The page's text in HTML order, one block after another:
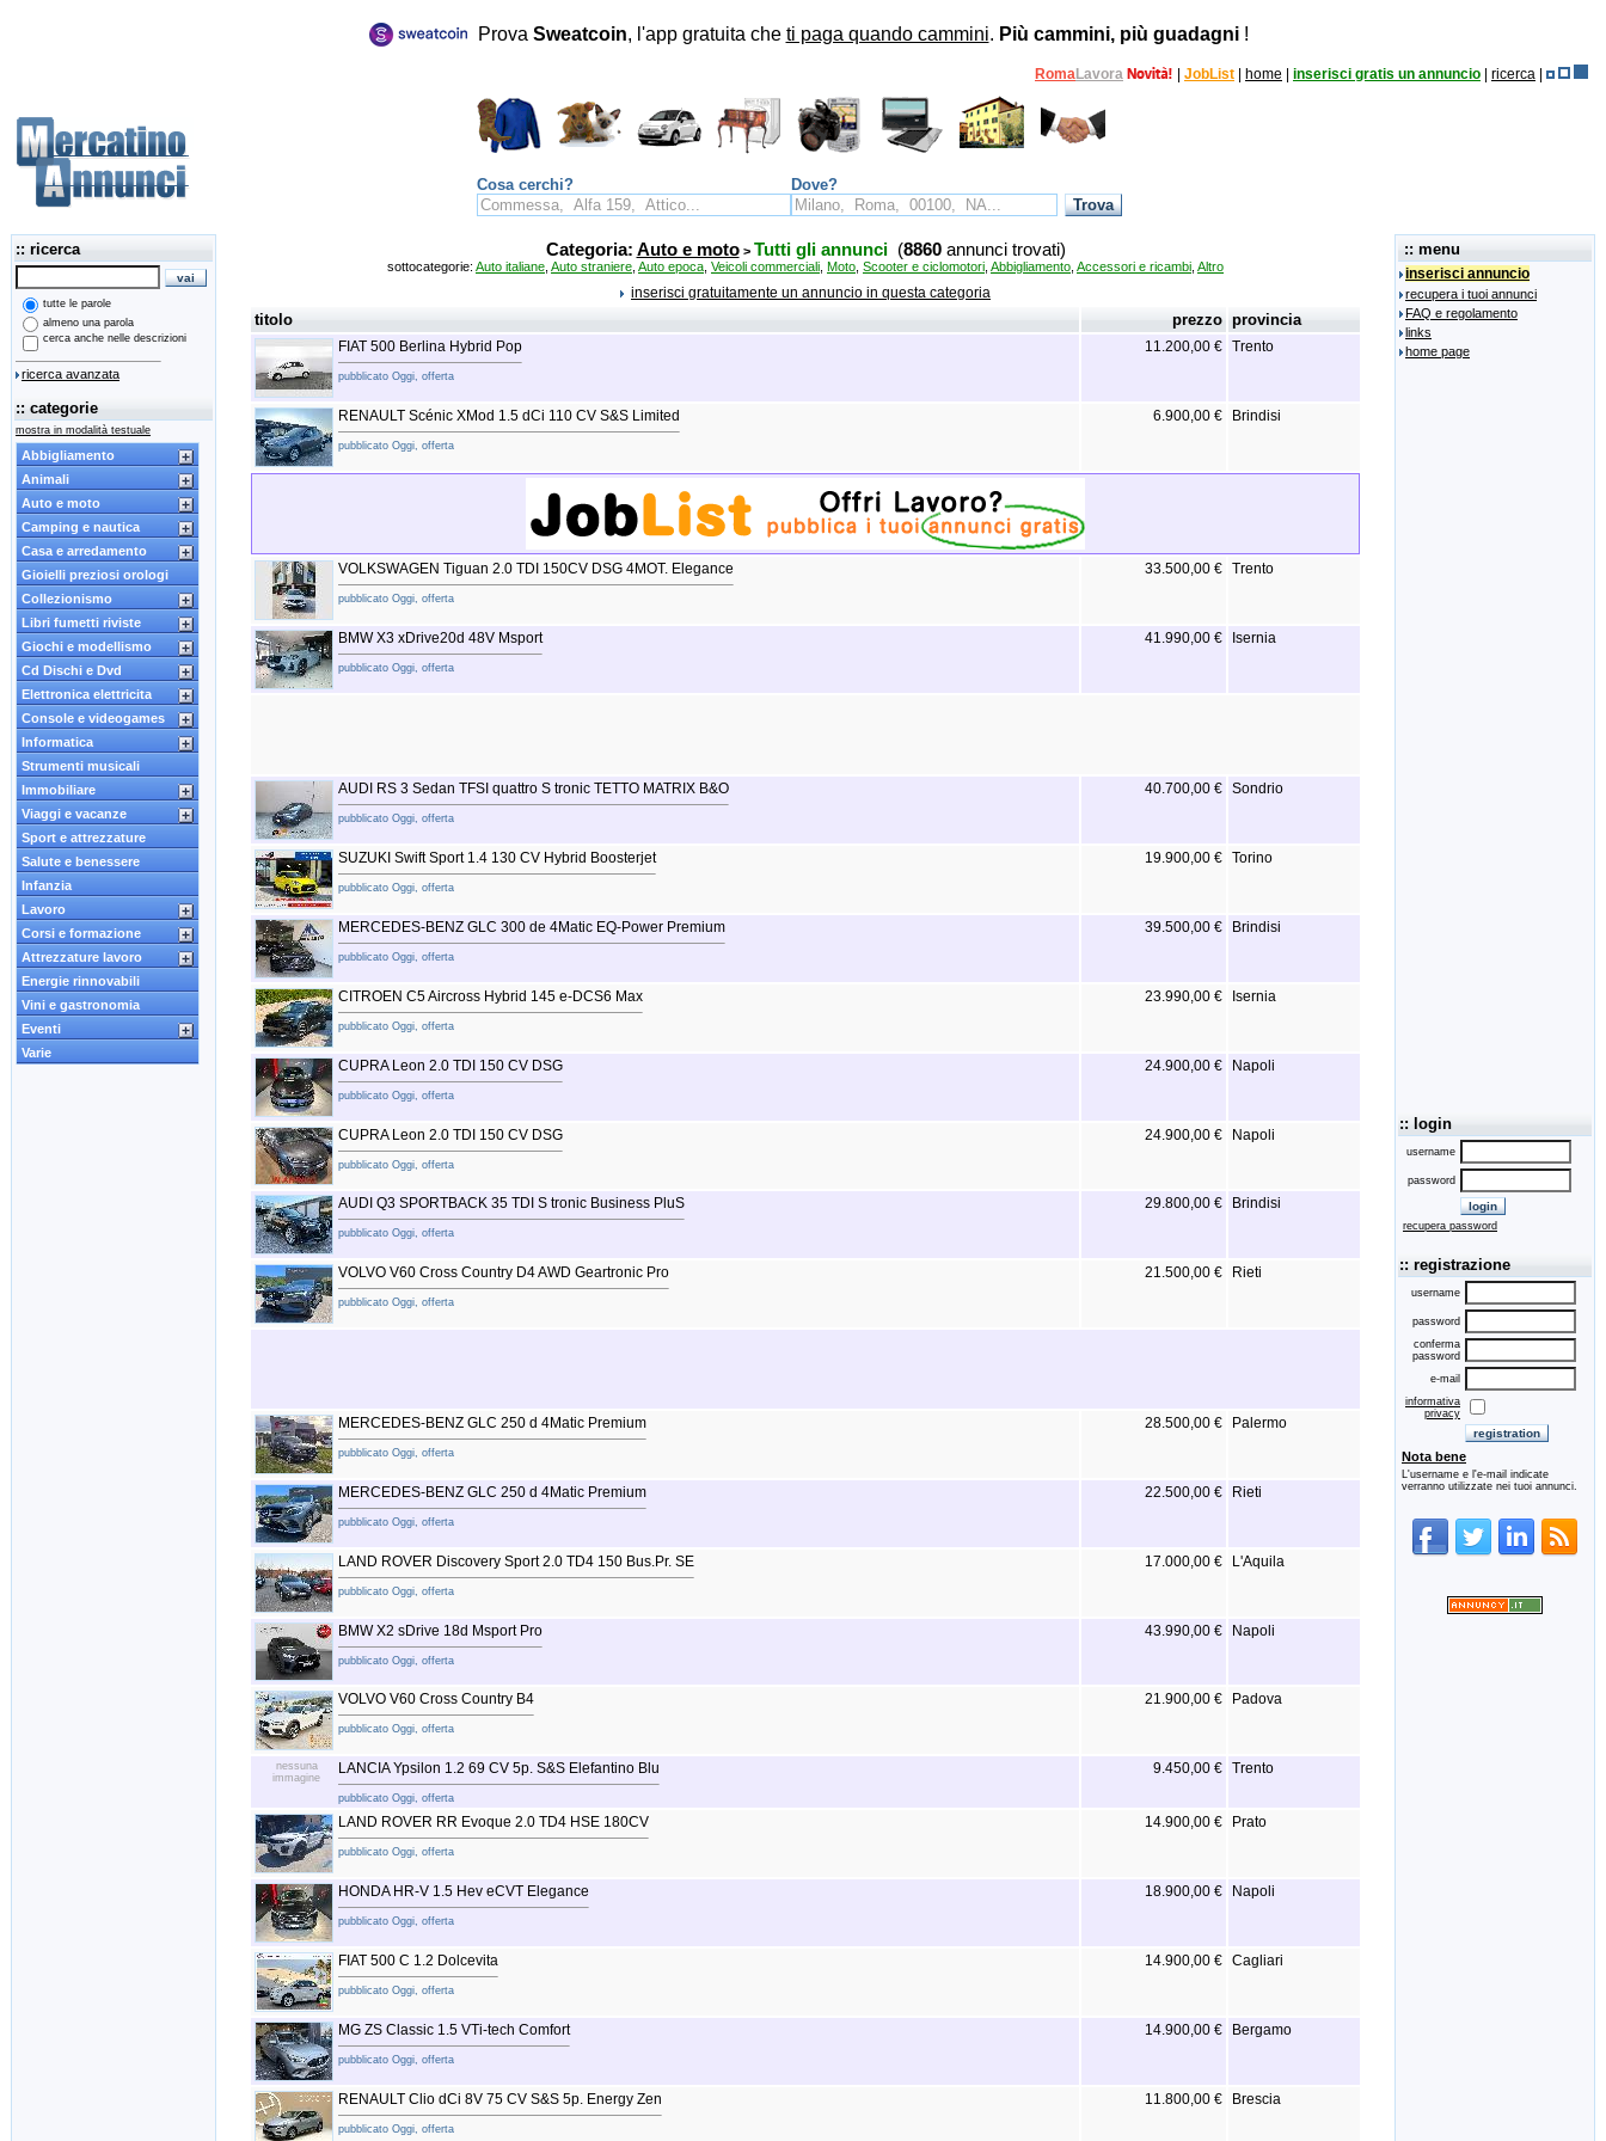
Prova Sweatcoin, l'app gratuita che ti paga quando cammini. Più cammini, più guadagni!
RomaLavora JobList home inserisci gratis un annuncio ricerca
Cosa cerchi? Dove?
:: ricerca
tutte le parole
almeno una parola
cerca anche nelle descrizioni
ricerca avanzata
:: categorie
mostra in modalità testuale
Abbigliamento
Animali
Auto e moto
Camping e nautica
Casa e arredamento
Gioielli preziosi orologi
Collezionismo
Libri fumetti riviste
Giochi e modellismo
Cd Dischi e Dvd
Elettronica elettricita
Console e videogames
Informatica
Strumenti musicali
Immobiliare
Viaggi e vacanze
Sport e attrezzature
Salute e benessere
Infanzia
Lavoro
Corsi e formazione
Attrezzature lavoro
Energie rinnovabili
Vini e gastronomia
Eventi
Varie
Categoria: Auto e moto> Tutti gli annunci(8860annunci trovati)
sottocategorie: Auto italiane Auto straniere Auto epoca Veicoli commerciali Moto Scooter e ciclomotori Abbigliamento Accessori e ricambi Altro
inserisci gratuitamente un annuncio in questa categoria
titolo prezzo provincia
FIAT 500 Berlina Hybrid Pop
pubblicato Oggi, offerta
11.200,00 € Trento
RENAULT Scénic XMod 1.5 dCi 110 CV S&S Limited
pubblicato Oggi, offerta
6.900,00 € Brindisi
VOLKSWAGEN Tiguan 2.0 TDI 150CV DSG 4MOT. Elegance
pubblicato Oggi, offerta
33.500,00 € Trento
BMW X3 xDrive20d 48V Msport
pubblicato Oggi, offerta
41.990,00 € Isernia
AUDI RS 3 Sedan TFSI quattro S tronic TETTO MATRIX B&O
pubblicato Oggi, offerta
40.700,00 € Sondrio
SUZUKI Swift Sport 1.4 130 CV Hybrid Boosterjet
pubblicato Oggi, offerta
19.900,00 € Torino
MERCEDES-BENZ GLC 300 de 4Matic EQ-Power Premium
pubblicato Oggi, offerta
39.500,00 € Brindisi
CITROEN C5 Aircross Hybrid 145 e-DCS6 Max
pubblicato Oggi, offerta
23.990,00 € Isernia
CUPRA Leon 2.0 TDI 150 CV DSG
pubblicato Oggi, offerta
24.900,00 € Napoli
CUPRA Leon 2.0 TDI 150 CV DSG
pubblicato Oggi, offerta
24.900,00 € Napoli
AUDI Q3 SPORTBACK 35 TDI S tronic Business PluS
pubblicato Oggi, offerta
29.800,00 € Brindisi
VOLVO V60 Cross Country D4 AWD Geartronic Pro
pubblicato Oggi, offerta
21.500,00 € Rieti
MERCEDES-BENZ GLC 250 d 4Matic Premium
pubblicato Oggi, offerta
28.500,00 € Palermo
MERCEDES-BENZ GLC 250 d 4Matic Premium
pubblicato Oggi, offerta
22.500,00 € Rieti
LAND ROVER Discovery Sport 2.0 TD4 150 Bus.Pr. SE
pubblicato Oggi, offerta
17.000,00 € L'Aquila
BMW X2 sDrive 18d Msport Pro
pubblicato Oggi, offerta
43.990,00 € Napoli
VOLVO V60 Cross Country B4
pubblicato Oggi, offerta
21.900,00 € Padova
nessuna
immagine
LANCIA Ypsilon 1.2 69 CV 5p. S&S Elefantino Blu
pubblicato Oggi, offerta
9.450,00 € Trento
LAND ROVER RR Evoque 2.0 TD4 HSE 180CV
pubblicato Oggi, offerta
14.900,00 € Prato
HONDA HR-V 1.5 Hev eCVT Elegance
pubblicato Oggi, offerta
18.900,00 € Napoli
FIAT 500 C 1.2 Dolcevita
pubblicato Oggi, offerta
14.900,00 € Cagliari
MG ZS Classic 1.5 VTi-tech Comfort
pubblicato Oggi, offerta
14.900,00 € Bergamo
RENAULT Clio dCi 8V 75 CV S&S 5p. Energy Zen
pubblicato Oggi, offerta
11.800,00 € Brescia
:: menu
inserisci annuncio
recupera i tuoi annunci
FAQ e regolamento
links
home page
:: login
username
password
recupera password
:: registrazione
username
password
conferma
password
e-mail
informativa
privacy
Nota bene
L'username e l'e-mail indicate
verranno utilizzate nei tuoi annunci.